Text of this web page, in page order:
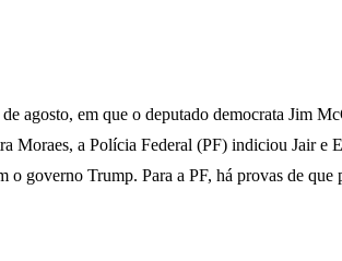
agosto, em que o deputado democrata Jim
Moraes, a Polícia Federal (PF) indiciou Jair e
o governo Trump. Para a PF, há provas de